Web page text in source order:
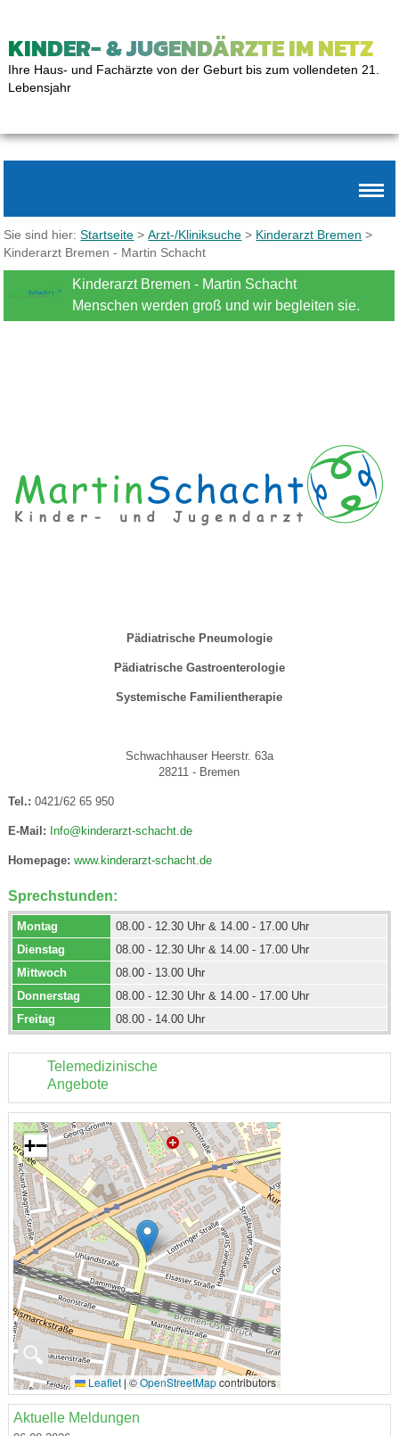
KINDER- & JUGENDÄRZTE IM NETZ
Ihre Haus- und Fachärzte von der Geburt bis zum vollendeten 21.
Lebensjahr
Sie sind hier:Startseite >Arzt-/Kliniksuche > Kinderarzt Bremen >
Kinderarzt Bremen - Martin Schacht
Kinderarzt Bremen - Martin Schacht
Menschen werden groß und wir begleiten sie.
Pädiatrische Pneumologie
Pädiatrische Gastroenterologie
Systemische Familientherapie
Schwachhauser Heerstr. 63a
28211 - Bremen
Tel.: 0421/62 65 950
E-Mail: Info@kinderarzt-schacht.de
Homepage: www.kinderarzt-schacht.de
Sprechstunden:
Montag
08.00 - 12.30 Uhr & 14.00 - 17.00 Uhr
Dienstag
08.00 - 12.30 Uhr & 14.00 - 17.00 Uhr
Mittwoch
08.00 - 13.00 Uhr
Donnerstag
08.00 - 12.30 Uhr & 14.00 - 17.00 Uhr
Freitag
08.00 - 14.00 Uhr
Telemedizinische
Angebote
🔍
+−
Leaflet|©OpenStreetMapcontributors
Aktuelle Meldungen